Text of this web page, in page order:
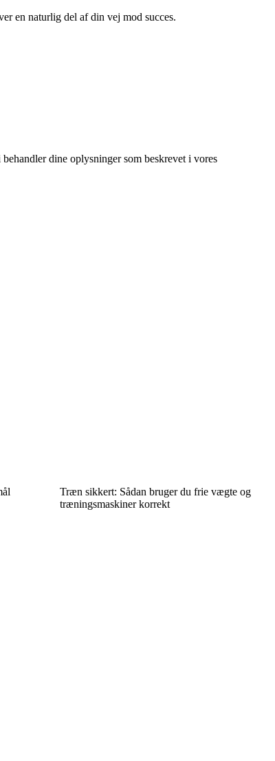
en naturlig del af din vej mod succes.
dine oplysninger som beskrevet i vores
Træn sikkert: Sådan bruger du frie vægte og
træningsmaskiner korrekt